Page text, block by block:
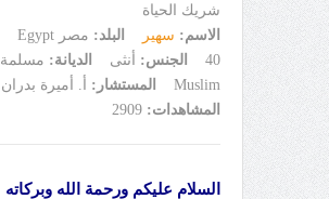
شريك الحياة
الاسم: سهير البلد: مصر Egypt
40
الجنس: أنثى الديانة: مسلمة
Muslim
المستشار:
أ. أميرة بدران
المشاهدات: 2909
السلام عليكم ورحمة الله وبركاته